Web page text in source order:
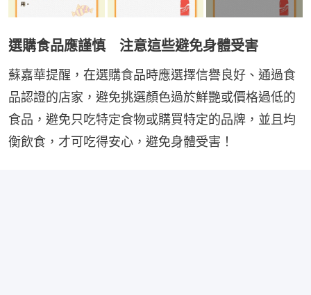
選購食品應謹慎 注意這些避免身體受害
蘇嘉華提醒，在選購食品時應選擇信譽良好、通過食
品認證的店家，避免挑選顏色過於鮮艷或價格過低的
食品，避免只吃特定食物或購買特定的品牌，並且均
衡飲食，才可吃得安心，避免身體受害！